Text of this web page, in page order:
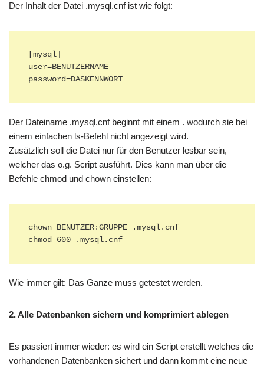
Der Inhalt der Datei .mysql.cnf ist wie folgt:
[mysql]
user=BENUTZERNAME
password=DASKENNWORT
Der Dateiname .mysql.cnf beginnt mit einem . wodurch sie bei
einem einfachen ls-Befehl nicht angezeigt wird.
Zusätzlich soll die Datei nur für den Benutzer lesbar sein,
welcher das o.g. Script ausführt. Dies kann man über die
Befehle chmod und chown einstellen:
chown BENUTZER:GRUPPE .mysql.cnf
chmod 600 .mysql.cnf
Wie immer gilt: Das Ganze muss getestet werden.
2. Alle Datenbanken sichern und komprimiert ablegen
Es passiert immer wieder: es wird ein Script erstellt welches die
vorhandenen Datenbanken sichert und dann kommt eine neue